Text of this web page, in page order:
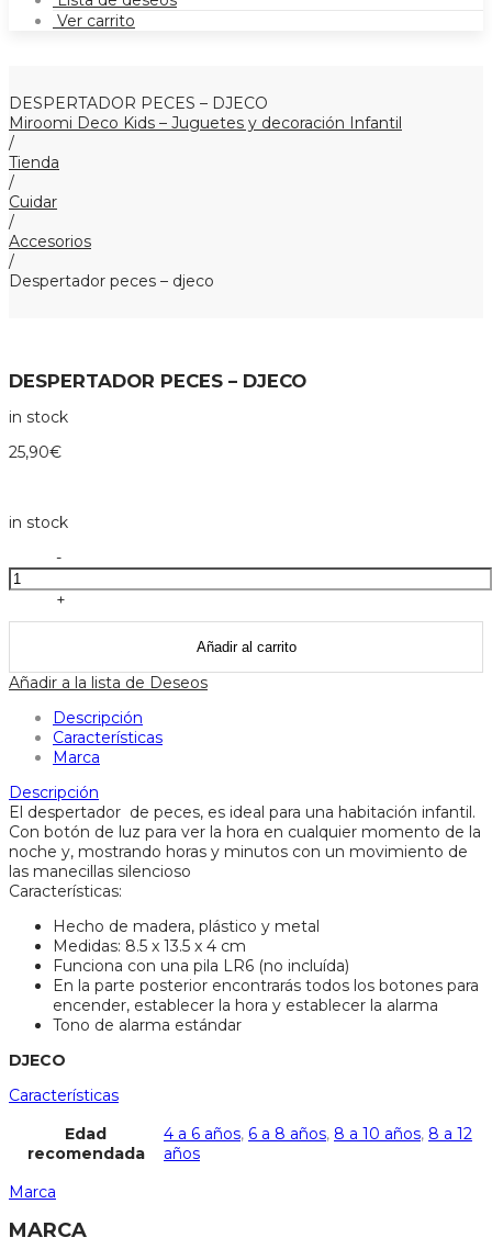
Ver carrito
DESPERTADOR PECES – DJECO
Miroomi Deco Kids – Juguetes y decoración Infantil
/
Tienda
/
Cuidar
/
Accesorios
/
Despertador peces – djeco
DESPERTADOR PECES – DJECO
in stock
25,90€
in stock
-
peces
-
+
Añadir al carrito
Añadir a la lista de Deseos
Descripción
Características
Marca
Descripción
El despertador de peces, es ideal para una habitación infantil.
Con botón de luz para ver la hora en cualquier momento de la
noche y, mostrando horas y minutos con un movimiento de
las manecillas silencioso
Características:
Hecho de madera, plástico y metal
Medidas: 8.5 x 13.5 x 4 cm
Funciona con una pila LR6 (no incluída)
En la parte posterior encontrarás todos los botones para
encender, establecer la hora y establecer la alarma
Tono de alarma estándar
DJECO
Características
Edad
recomendada
4 a 6 años, 6 a 8 años, 8 a 10 años, 8 a 12
años
Marca
MARCA